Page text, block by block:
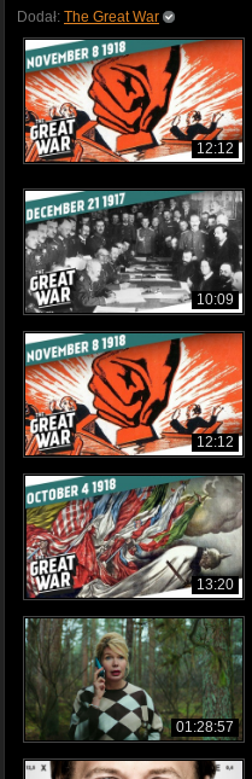
Dodał: The Great War
12:12
10:09
12:12
13:20
01:28:57